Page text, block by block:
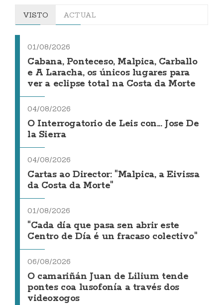
VISTO ACTUAL
01/08/2026
Cabana, Ponteceso, Malpica, Carballo
e A Laracha, os únicos lugares para
ver a eclipse total na Costa da Morte
04/08/2026
O Interrogatorio de Leis con... Jose De
la Sierra
04/08/2026
Cartas ao Director: "Malpica, a Eivissa
da Costa da Morte"
01/08/2026
"Cada día que pasa sen abrir este
Centro de Día é un fracaso colectivo"
06/08/2026
O camariñán Juan de Lilium tende
pontes coa lusofonía a través dos
videoxogos